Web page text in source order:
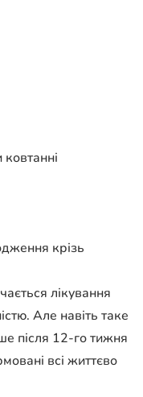
крізь
лікування
Але навіть таке
після 12-го тижня
всі життєво